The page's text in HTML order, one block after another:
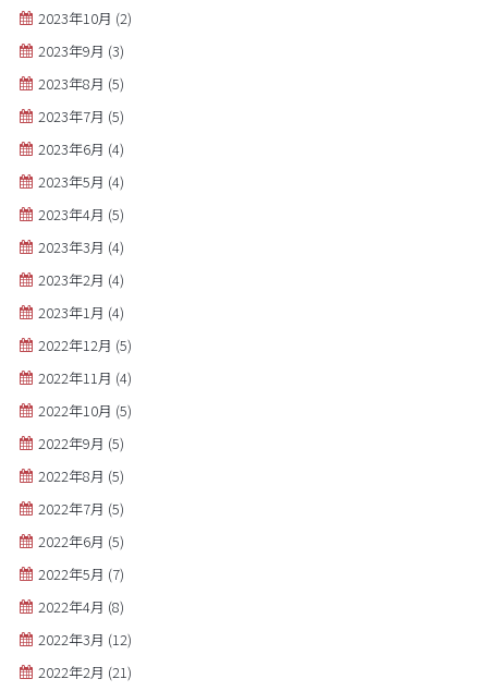
2023年10月 (2)
2023年9月 (3)
2023年8月 (5)
2023年7月 (5)
2023年6月 (4)
2023年5月 (4)
2023年4月 (5)
2023年3月 (4)
2023年2月 (4)
2023年1月 (4)
2022年12月 (5)
2022年11月 (4)
2022年10月 (5)
2022年9月 (5)
2022年8月 (5)
2022年7月 (5)
2022年6月 (5)
2022年5月 (7)
2022年4月 (8)
2022年3月 (12)
2022年2月 (21)